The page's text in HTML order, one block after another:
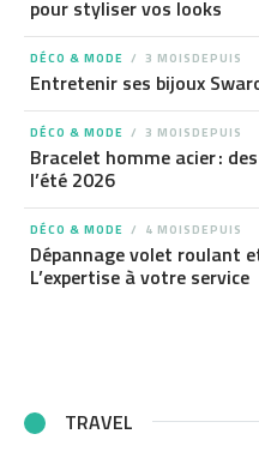
pour styliser vos looks
DÉCO & MODE 3 MOISDEPUIS
Entretenir ses bijoux
DÉCO & MODE 3 MOISDEPUIS
Bracelet homme acier :
l’été 2026
DÉCO & MODE 4 MOISDEPUIS
Dépannage volet roulant
L’expertise à votre service
TRAVEL